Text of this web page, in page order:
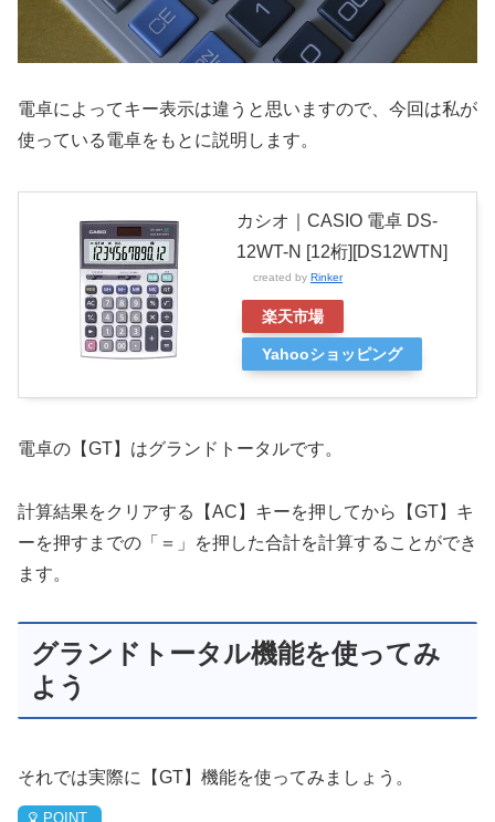
電卓によってキー表示は違うと思いますので、今回は私が
使っている電卓をもとに説明します。
カシオ｜CASIO 電卓 DS-
12WT-N [12桁][DS12WTN]
created by Rinker
楽天市場
Yahooショッピング
電卓の【GT】はグランドトータルです。
計算結果をクリアする【AC】キーを押してから【GT】キ
ーを押すまでの「＝」を押した合計を計算することができ
ます。
グランドトータル機能を使ってみ
よう
それでは実際に【GT】機能を使ってみましょう。